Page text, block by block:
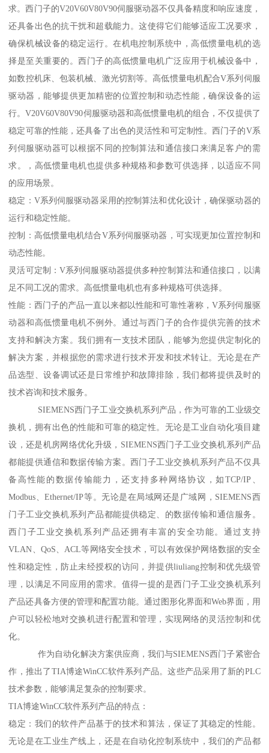
求。西门子的V20V60V80V90伺服驱动器不仅具备精度和响应速度，
还具备出色的抗干扰和超载能力。这使得它们能够适应工况要求，
确保机械设备的稳定运行。在机电控制系统中，高低惯量电机的选
择是至关重要的。西门子的高低惯量电机广泛应用于机械设备中，
如数控机床、包装机械、激光切割等。高低惯量电机配合V系列伺服
驱动器，能够提供更加精密的位置控制和动态性能，确保设备的运
行。V20V60V80V90伺服驱动器和高低惯量电机的组合，不仅提供了
稳定可靠的性能，还具备了出色的灵活性和可定制性。西门子的V系
列伺服驱动器可以根据不同的控制算法和通信接口来满足客户的需
求。，高低惯量电机也提供多种规格和参数可供选择，以适应不同
的应用场景。
稳定：V系列伺服驱动器采用的控制算法和优化设计，确保驱动器的
运行和稳定性能。
控制：高低惯量电机结合V系列伺服驱动器，可实现更加位置控制和
动态性能。
灵活可定制：V系列伺服驱动器提供多种控制算法和通信接口，以满
足不同工况的需求。高低惯量电机也有多种规格可供选择。
性能：西门子的产品一直以来都以性能和可靠性著称，V系列伺服驱
动器和高低惯量电机不例外。通过与西门子的合作提供完善的技术
支持和解决方案。我们拥有一支技术团队，能够为您提供定制化的
解决方案，并根据您的需求进行技术开发和技术转让。无论是在产
品选型、设备调试还是日常维护和故障排除，我们都将提供及时的
技术咨询和技术服务。
SIEMENS西门子工业交换机系列产品，作为可靠的工业级交
换机，拥有出色的性能和可靠的稳定性。无论是工业自动化项目建
设，还是机房网络优化升级，SIEMENS西门子工业交换机系列产品
都能提供通信和数据传输方案。西门子工业交换机系列产品不仅具
备高性能的数据传输能力，还支持多种网络协议，如TCP/IP、
Modbus、Ethernet/IP等。无论是在局域网还是广域网，SIEMENS西
门子工业交换机系列产品都能提供稳定、的数据传输和通信服务。
西门子工业交换机系列产品还拥有丰富的安全功能。通过支持
VLAN、QoS、ACL等网络安全技术，可以有效保护网络数据的安全
性和稳定性，防止未经授权的访问，并提供liuliang控制和优先级管
理，以满足不同应用的需求。值得一提的是西门子工业交换机系列
产品还具备方便的管理和配置功能。通过图形化界面和Web界面，用
户可以轻松地对交换机进行配置和管理，实现网络的灵活控制和优
化。
作为自动化解决方案供应商，我们与SIEMENS西门子紧密合
作，推出了TIA博途WinCC软件系列产品。这些产品采用了新的PLC
技术参数，能够满足复杂的控制要求。
TIA博途WinCC软件系列产品的特点：
稳定：我们的软件产品基于的技术和算法，保证了其稳定的性能。
无论是在工业生产线上，还是在自动化控制系统中，我们的产品都